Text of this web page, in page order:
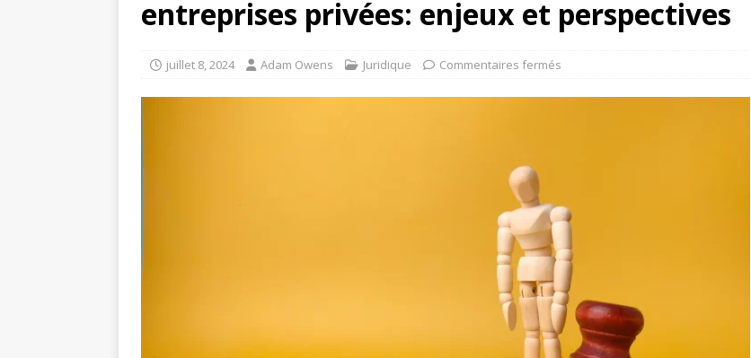
entreprises privées: enjeux et perspectives
juillet 8, 2024 Adam Owens Juridique Commentaires fermés